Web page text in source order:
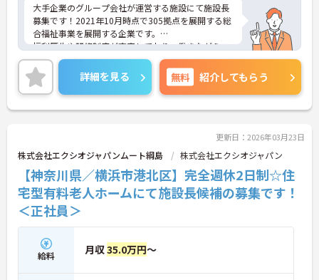
大手企業のグループ会社が運営する施設にて施設長
募集です！2021年10月時点で305拠点を展開する総
合福祉事業を展開する企業です。
福利厚生や研修制度が充実しており、働きながらス
キルアップ・キャリアップが可能！WLBも大切にし
ていますので、長く働きやすい環境が整っていま
す。
ご興味ある方には、面接対策ポイントなど、さらに
詳細をお話しいたしますのでお気軽にご相談くださ
詳細を見る 無料 紹介してもらう
更新日：2026年03月23日
株式会社エクシオジャパンムート綱島 株式会社エクシオジャパン
【神奈川県／横浜市港北区】完全週休2日制☆住
宅型有料老人ホームにて施設長候補の募集です！
＜正社員＞
給料 月収35.0万円～